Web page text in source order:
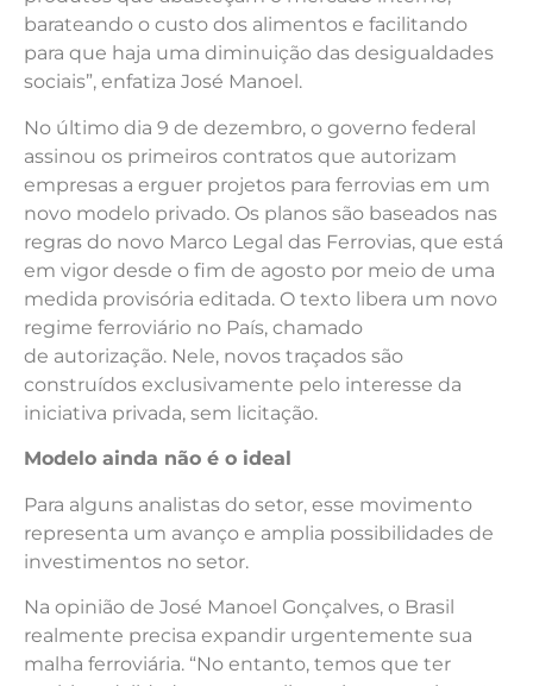
barateando o custo dos alimentos e facilitando
para que haja uma diminuição das desigualdades
sociais”, enfatiza José Manoel.
No último dia 9 de dezembro, o governo federal
assinou os primeiros contratos que autorizam
empresas a erguer projetos para ferrovias em um
novo modelo privado. Os planos são baseados nas
regras do novo Marco Legal das Ferrovias, que está
em vigor desde o fim de agosto por meio de uma
medida provisória editada. O texto libera um novo
regime ferroviário no País, chamado
de autorização. Nele, novos traçados são
construídos exclusivamente pelo interesse da
iniciativa privada, sem licitação.
Modelo ainda não é o ideal
Para alguns analistas do setor, esse movimento
representa um avanço e amplia possibilidades de
investimentos no setor.
Na opinião de José Manoel Gonçalves, o Brasil
realmente precisa expandir urgentemente sua
malha ferroviária. “No entanto, temos que ter